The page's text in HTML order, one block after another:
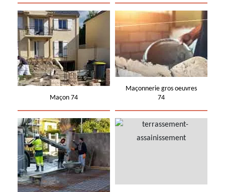
Maçon 74
Maçonnerie gros oeuvres
74